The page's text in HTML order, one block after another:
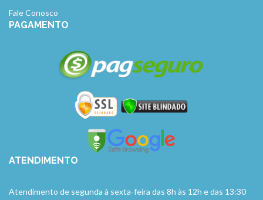
Fale Conosco
PAGAMENTO
ATENDIMENTO
Atendimento de segunda à sexta-feira das 8h às 12h e das 13:30